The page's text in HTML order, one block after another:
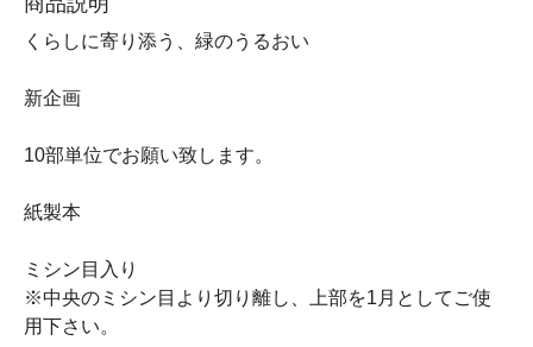
くらしに寄り添う、緑のうるおい
新企画
10部単位でお願い致します。
紙製本
ミシン目入り
※中央のミシン目より切り離し、上部を1月としてご使
用下さい。